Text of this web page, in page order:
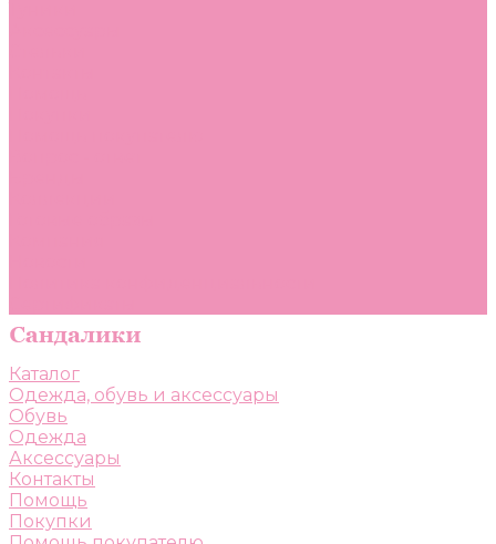
Каталог
Одежда, обувь и аксессуары
Обувь
Одежда
Аксессуары
Контакты
Помощь
Покупки